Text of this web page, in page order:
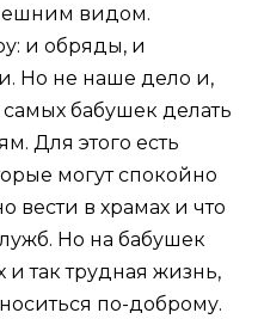
видом.
и обряды, и
Но не наше дело и,
бабушек делать
Для этого есть
могут спокойно
вести в храмах и что
Но на бабушек
и так трудная жизнь,
по-доброму.